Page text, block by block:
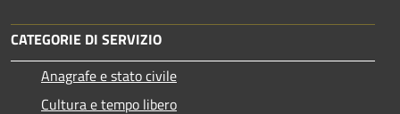
CATEGORIE DI SERVIZIO
Anagrafe e stato civile
Cultura e tempo libero